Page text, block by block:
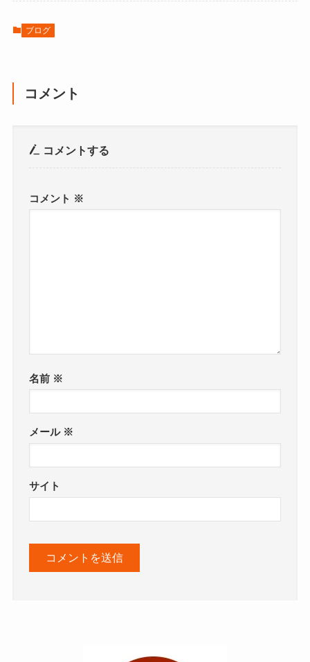
ブログ
コメント
コメントする
コメント ※
名前 ※
メール ※
サイト